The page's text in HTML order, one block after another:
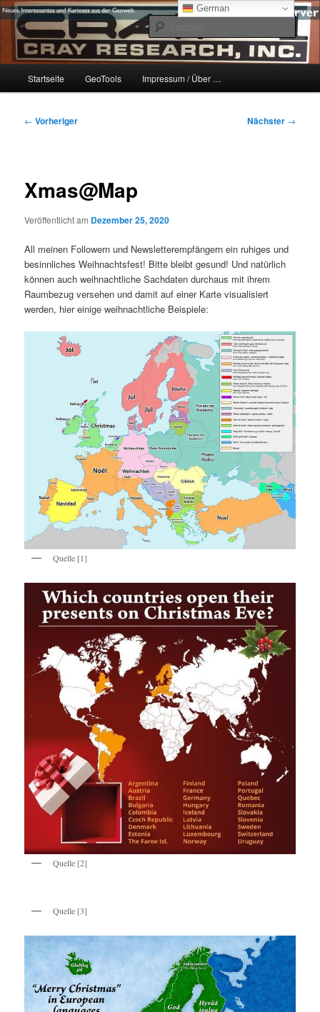
Zum
primären
Inhalt
springen#geoObserver
mikeE's GeoBlog
Startseite GeoTools Impressum / Über …
Beitragsnavigation
← Vorheriger Nächster →
Xmas@Map
Veröffentlicht am Dezember 25, 2020
All meinen Followern und Newsletterempfängern ein ruhiges und
besinnliches Weihnachtsfest! Bitte bleibt gesund! Und natürlich
können auch weihnachtliche Sachdaten durchaus mit ihrem
Raumbezug versehen und damit auf einer Karte visualisiert
werden, hier einige weihnachtliche Beispiele:
Quelle [1]
Quelle [2]
Quelle [3]
German